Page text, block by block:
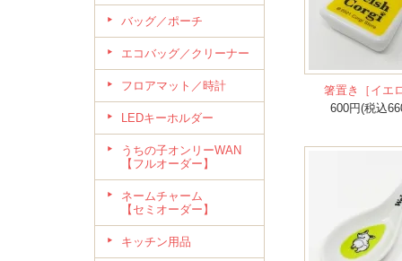
バッグ／ポーチ
エコバッグ／クリーナー
フロアマット／時計
LEDキーホルダー
うちの子オンリーWAN
【フルオーダー】
ネームチャーム
【セミオーダー】
キッチン用品
箸置き［イエ
600円(税込